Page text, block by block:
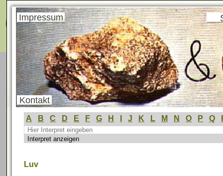
Menü
Impressum
Kontakt
A B C D E F G H J K L M N O P Q
Luv